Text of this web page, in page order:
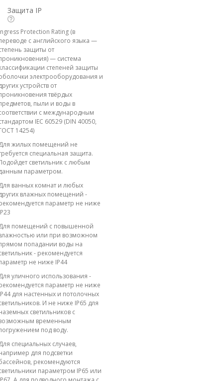
Защита IP
Protection Rating (в
с английского языка —
защиты от
— система
степеней защиты
электрооборудования и
устройств от
твёрдых
пыли и воды в
с международным
IEC 60529 (DIN 40050,
14254)
жилых помещений не
специальная защита.
светильник с любым
параметром.
ванных комнат и любых
влажных помещений -
параметр не ниже
помещений с повышенной
или при возможном
попадании воды на
- рекомендуется
не ниже IP44
уличного использования -
параметр не ниже
для настенных и потолочных
И не ниже IP65 для
светильников с
временным
под воду.
специальных случаев,
для подсветки
рекомендуются
параметром IP65 или